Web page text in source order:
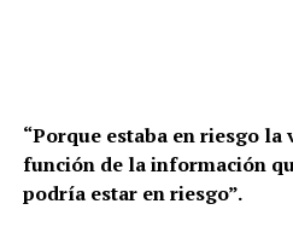
“Porque estaba en riesgo la
función de la información
podría estar en riesgo”.